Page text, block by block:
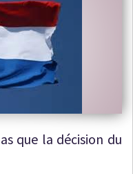
que la décision du